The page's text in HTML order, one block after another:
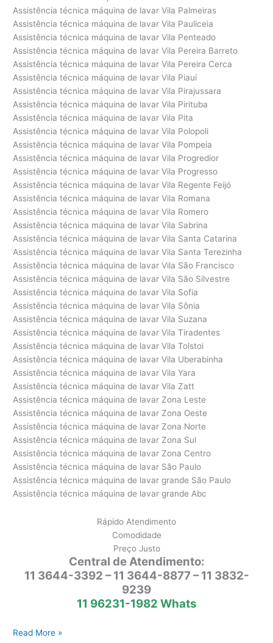
Assistência técnica máquina de lavar Vila Palmeiras
Assistência técnica máquina de lavar Vila Pauliceia
Assistência técnica máquina de lavar Vila Penteado
Assistência técnica máquina de lavar Vila Pereira Barreto
Assistência técnica máquina de lavar Vila Pereira Cerca
Assistência técnica máquina de lavar Vila Piauí
Assistência técnica máquina de lavar Vila Pirajussara
Assistência técnica máquina de lavar Vila Pirituba
Assistência técnica máquina de lavar Vila Pita
Assistência técnica máquina de lavar Vila Polopoli
Assistência técnica máquina de lavar Vila Pompeia
Assistência técnica máquina de lavar Vila Progredior
Assistência técnica máquina de lavar Vila Progresso
Assistência técnica máquina de lavar Vila Regente Feijó
Assistência técnica máquina de lavar Vila Romana
Assistência técnica máquina de lavar Vila Romero
Assistência técnica máquina de lavar Vila Sabrina
Assistência técnica máquina de lavar Vila Santa Catarina
Assistência técnica máquina de lavar Vila Santa Terezinha
Assistência técnica máquina de lavar Vila São Francisco
Assistência técnica máquina de lavar Vila São Silvestre
Assistência técnica máquina de lavar Vila Sofia
Assistência técnica máquina de lavar Vila Sônia
Assistência técnica máquina de lavar Vila Suzana
Assistência técnica máquina de lavar Vila Tiradentes
Assistência técnica máquina de lavar Vila Tolstoi
Assistência técnica máquina de lavar Vila Uberabinha
Assistência técnica máquina de lavar Vila Yara
Assistência técnica máquina de lavar Vila Zatt
Assistência técnica máquina de lavar Zona Leste
Assistência técnica máquina de lavar Zona Oeste
Assistência técnica máquina de lavar Zona Norte
Assistência técnica máquina de lavar Zona Sul
Assistência técnica máquina de lavar Zona Centro
Assistência técnica máquina de lavar São Paulo
Assistência técnica máquina de lavar grande São Paulo
Assistência técnica máquina de lavar grande Abc
Rápido Atendimento
Comodidade
Preço Justo
Central de Atendimento:
11 3644-3392 – 11 3644-8877 – 11 3832-
9239
11 96231-1982 Whats
Assistência
Read More »